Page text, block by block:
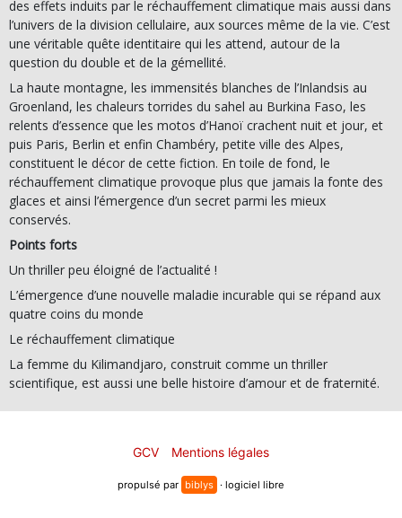
des effets induits par le réchauffement climatique mais aussi dans
l’univers de la division cellulaire, aux sources même de la vie. C’est
une véritable quête identitaire qui les attend, autour de la
question du double et de la gémellité.
La haute montagne, les immensités blanches de l’Inlandsis au
Groenland, les chaleurs torrides du sahel au Burkina Faso, les
relents d’essence que les motos d’Hanoï crachent nuit et jour, et
puis Paris, Berlin et enfin Chambéry, petite ville des Alpes,
constituent le décor de cette fiction. En toile de fond, le
réchauffement climatique provoque plus que jamais la fonte des
glaces et ainsi l’émergence d’un secret parmi les mieux
conservés.
Points forts
Un thriller peu éloigné de l’actualité !
L’émergence d’une nouvelle maladie incurable qui se répand aux
quatre coins du monde
Le réchauffement climatique
La femme du Kilimandjaro, construit comme un thriller
scientifique, est aussi une belle histoire d’amour et de fraternité.
GCV Mentions légales
propulsé par biblys · logiciel libre